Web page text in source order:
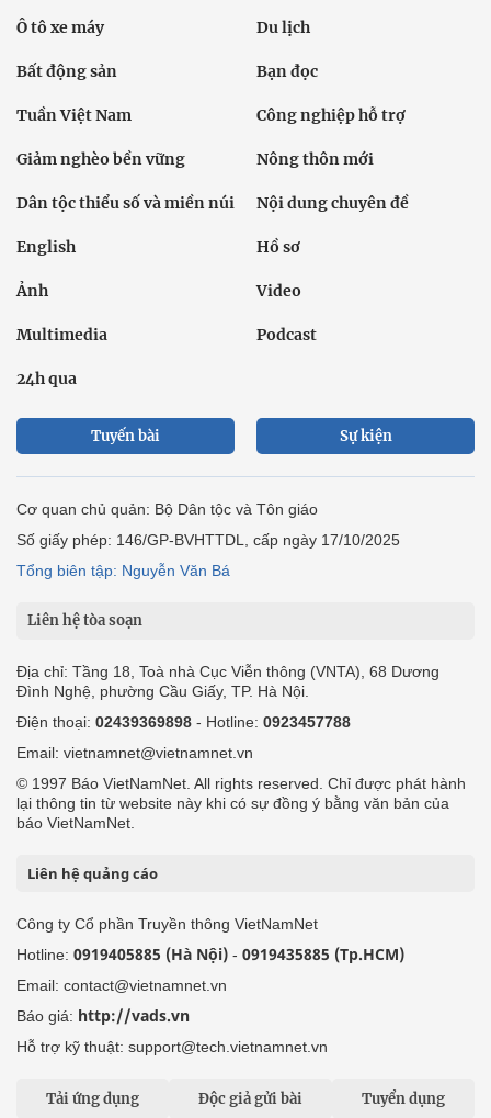
Ô tô xe máy Du lịch
Bất động sản Bạn đọc
Tuần Việt Nam Công nghiệp hỗ trợ
Giảm nghèo bền vững Nông thôn mới
Dân tộc thiểu số và miền núi Nội dung chuyên đề
English Hồ sơ
Ảnh Video
Multimedia Podcast
24h qua
Tuyến bài Sự kiện
Cơ quan chủ quản: Bộ Dân tộc và Tôn giáo
Số giấy phép: 146/GP-BVHTTDL, cấp ngày 17/10/2025
Tổng biên tập: Nguyễn Văn Bá
Liên hệ tòa soạn
Địa chỉ: Tầng 18, Toà nhà Cục Viễn thông (VNTA), 68 Dương
Đình Nghệ, phường Cầu Giấy, TP. Hà Nội.
Điện thoại: 02439369898 - Hotline: 0923457788
Email: vietnamnet@vietnamnet.vn
© 1997 Báo VietNamNet. All rights reserved. Chỉ được phát hành
lại thông tin từ website này khi có sự đồng ý bằng văn bản của
báo VietNamNet.
Liên hệ quảng cáo
Công ty Cổ phần Truyền thông VietNamNet
Hotline: 0919405885 (Hà Nội) - 0919435885 (Tp.HCM)
Email: contact@vietnamnet.vn
Báo giá: http://vads.vn
Hỗ trợ kỹ thuật: support@tech.vietnamnet.vn
Tải ứng dụng Độc giả gửi bài Tuyển dụng